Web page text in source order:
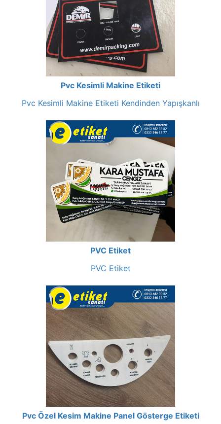
Pvc Kesimli Makine Etiketi
Pvc Kesimli Makine Etiketi Kendinden Yapışkanlı
PVC Etiket
PVC Etiket
Pvc Özel Kesim Makine Panel Gösterge Etiketi